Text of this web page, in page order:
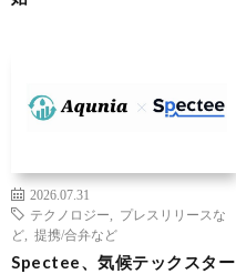
2026.07.31
テクノロジー
プレスリリースな
ど
提携/合弁など
Spectee、気候テックスター